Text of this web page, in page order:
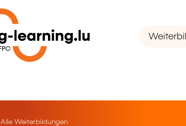
Alle Weiterbildungen